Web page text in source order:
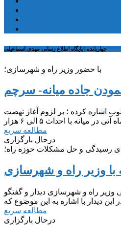
چهاربانده | پایگاه اطلاع رسانی مهدی اسماعیلی
با حضور وزیر راه و شهرسازی؛
نمودن جاده میانه- سرچم
اشاره کرده ؛ بر لزوم آغاز نهضت
مطالعه سریع
درحال بارگزاری
رسیدگی و حل مشکلات حوزه راه؛
با وزیر راه و شهرسازی
مطالعه سریع
درحال بارگزاری